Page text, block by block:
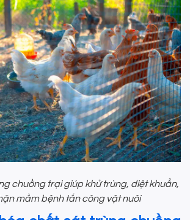
chuồng trại giúp khử trùng, diệt khuẩn,
mầm bệnh tấn công vật nuôi